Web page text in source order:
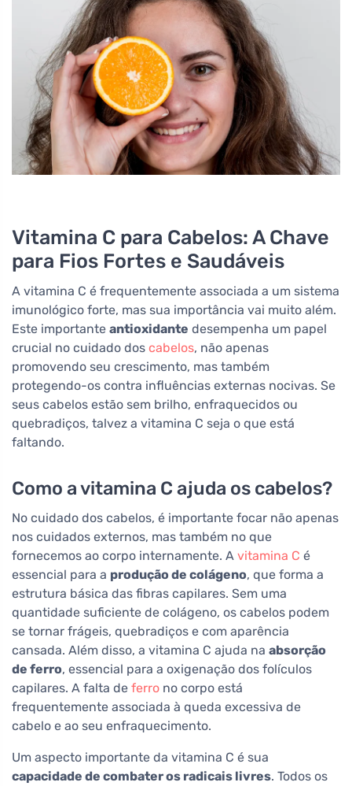
Vitamina C para Cabelos: A Chave
para Fios Fortes e Saudáveis
A vitamina C é frequentemente associada a um sistema
imunológico forte, mas sua importância vai muito além.
Este importante antioxidante desempenha um papel
crucial no cuidado dos cabelos, não apenas
promovendo seu crescimento, mas também
protegendo-os contra influências externas nocivas. Se
seus cabelos estão sem brilho, enfraquecidos ou
quebradiços, talvez a vitamina C seja o que está
faltando.
Como a vitamina C ajuda os cabelos?
No cuidado dos cabelos, é importante focar não apenas
nos cuidados externos, mas também no que
fornecemos ao corpo internamente. A vitamina C é
essencial para a produção de colágeno, que forma a
estrutura básica das fibras capilares. Sem uma
quantidade suficiente de colágeno, os cabelos podem
se tornar frágeis, quebradiços e com aparência
cansada. Além disso, a vitamina C ajuda na absorção
de ferro, essencial para a oxigenação dos folículos
capilares. A falta de ferro no corpo está
frequentemente associada à queda excessiva de
cabelo e ao seu enfraquecimento.
Um aspecto importante da vitamina C é sua
capacidade de combater os radicais livres. Todos os